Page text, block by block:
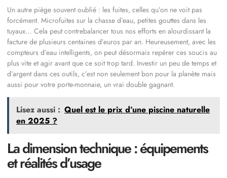
Un autre piège souvent oublié : les fuites, celles qu’on ne voit pas
forcément. Microfuites sur la chasse d’eau, petites gouttes dans les
tuyaux… Cela peut contrebalancer tous nos efforts en alourdissant la
facture de plusieurs centaines d’euros par an. Heureusement, avec les
compteurs d’eau intelligents, on peut désormais repérer ces soucis au
plus vite et agir avant que ce soit trop tard. Investir un peu de temps et
d’argent dans ces outils, c’est non seulement bon pour la planète mais
aussi pour votre porte-monnaie, un vrai double gagnant.
Lisez aussi : Quel est le prix d’une piscine naturelle
en 2025 ?
La dimension technique : équipements
et réalités d’usage